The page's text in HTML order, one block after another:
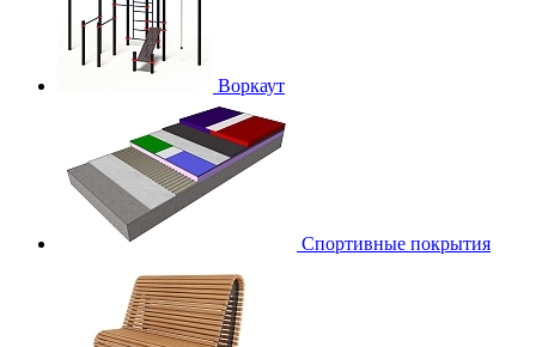
Воркаут
Спортивные покрытия